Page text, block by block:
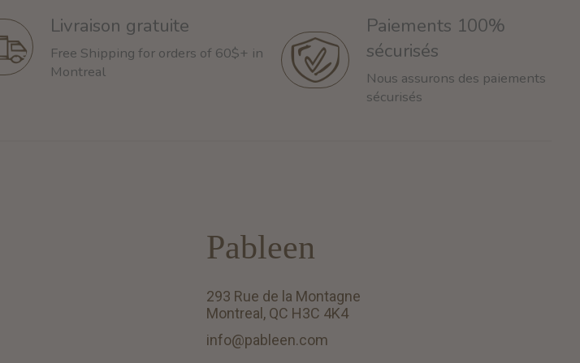
Livraison gratuite
Free Shipping for orders of 60$+ in
Montreal
Paiements 100%
sécurisés
Nous assurons des paiements
sécurisés
Pableen
293 Rue de la Montagne
Montreal, QC H3C 4K4
info@pableen.com